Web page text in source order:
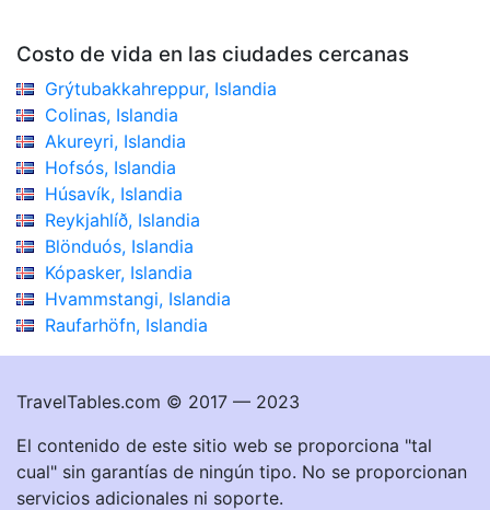
Costo de vida en las ciudades cercanas
Grýtubakkahreppur, Islandia
Colinas, Islandia
Akureyri, Islandia
Hofsós, Islandia
Húsavík, Islandia
Reykjahlíð, Islandia
Blönduós, Islandia
Kópasker, Islandia
Hvammstangi, Islandia
Raufarhöfn, Islandia
TravelTables.com © 2017 — 2023
El contenido de este sitio web se proporciona "tal
cual" sin garantías de ningún tipo. No se proporcionan
servicios adicionales ni soporte.